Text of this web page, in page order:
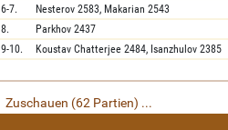
6-7. Nesterov 2583, Makarian 2543
8.
Parkhov 2437
9-10.
Koustav Chatterjee 2484, Isanzhulov 2385
Zuschauen (62 Partien) ...